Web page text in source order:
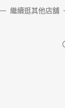
Teeth: Should
不拔？智齒的大哉
繼續逛其他店舖